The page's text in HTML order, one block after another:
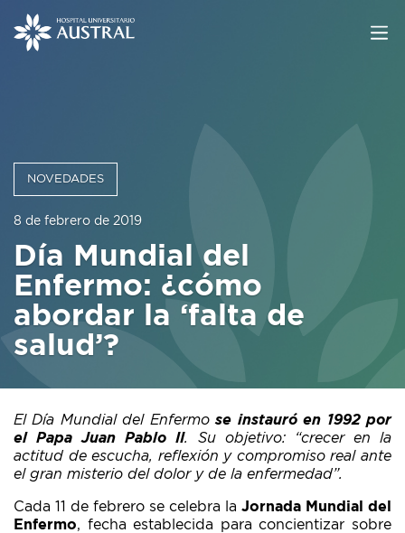
NOVEDADES
8 de febrero de 2019
Día Mundial del
Enfermo: ¿cómo
abordar la ‘falta de
salud’?
El Día Mundial del Enfermose instauró en 1992 por
el Papa Juan Pablo II. Su objetivo: “crecer en la
actitud de escucha, reflexión y compromiso real ante
el gran misterio del dolor y de la enfermedad”.
Cada 11 de febrero se celebra la Jornada Mundial del
Enfermo, fecha establecida para concientizar sobre